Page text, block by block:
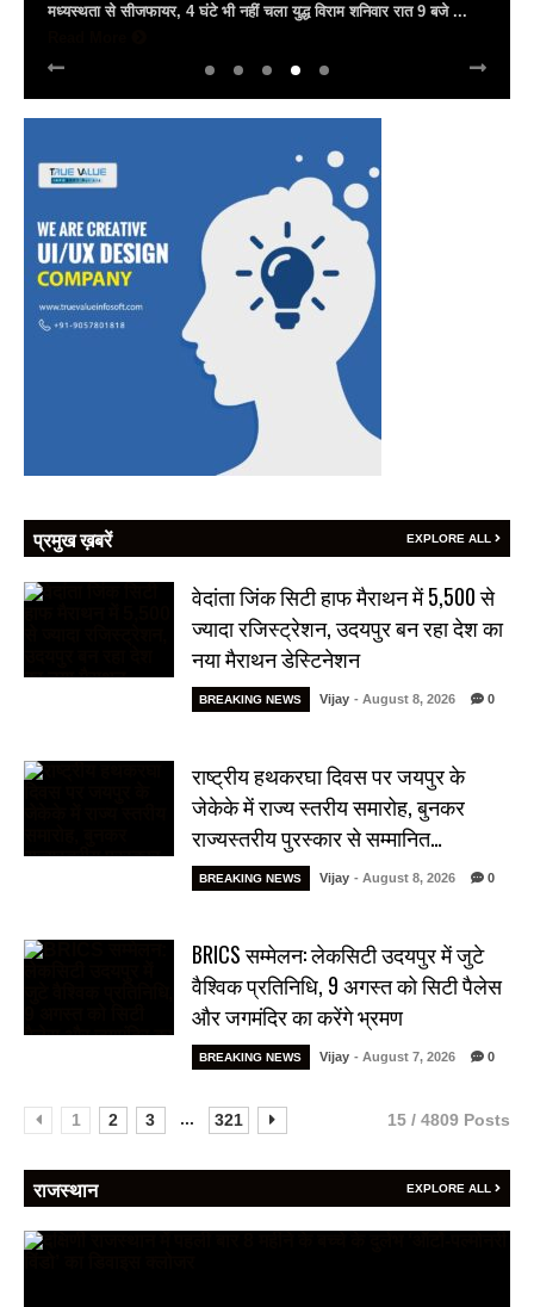
सैलाब राज्यपाल हरिभाऊ किसनराव बागडे़, मुख्यमंत्री भजनलाल शर्मा और उप
प्रमुख ख़बरें EXPLORE ALL
वेदांता जिंक सिटी हाफ मैराथन में 5,500 से
ज्यादा रजिस्ट्रेशन, उदयपुर बन रहा देश का
नया मैराथन डेस्टिनेशन
BREAKING NEWS Vijay - August 8, 2026 0
राष्ट्रीय हथकरघा दिवस पर जयपुर के
जेकेके में राज्य स्तरीय समारोह, बुनकर
राज्यस्तरीय पुरस्कार से सम्मानित…
BREAKING NEWS Vijay - August 8, 2026 0
BRICS सम्मेलन: लेकसिटी उदयपुर में जुटे
वैश्विक प्रतिनिधि, 9 अगस्त को सिटी पैलेस
और जगमंदिर का करेंगे भ्रमण
BREAKING NEWS Vijay - August 7, 2026 0
1 2 3 ... 321 15 / 4809 Posts
राजस्थान EXPLORE ALL